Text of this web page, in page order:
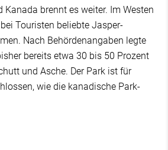
brennt es weiter. Im Westen
Touristen beliebte Jasper-
Nach Behördenangaben legte
bereits etwa 30 bis 50 Prozent
und Asche. Der Park ist für
wie die kanadische Park-